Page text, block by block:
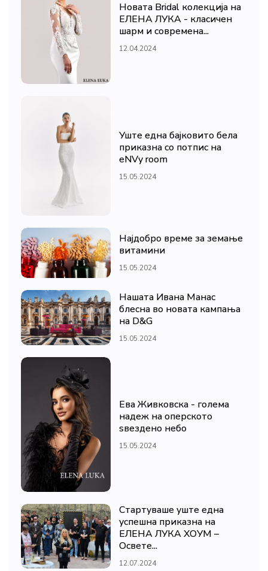
Новата Bridal колекција на
ЕЛЕНА ЛУКА - класичен
шарм и современа...
12.04.2024
Уште една бајковито бела
приказна со потпис на
eNVy room
15.05.2024
Најдобро време за земање
витамини
15.05.2024
Нашата Ивана Манас
блесна во новата кампања
на D&G
15.05.2024
Ева Живковска - голема
надеж на оперското
ѕвездено небо
15.05.2024
Стартуваше уште една
успешна приказна на
ЕЛЕНА ЛУКА ХОУМ –
Освете...
12.07.2024